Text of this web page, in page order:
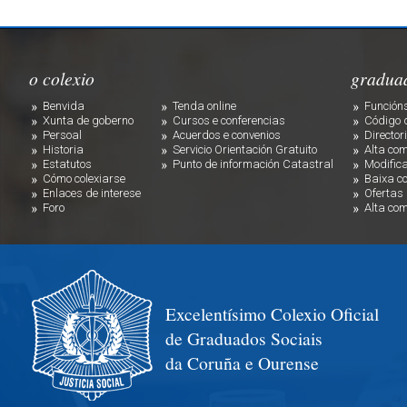
o colexio
Benvida
Xunta de goberno
Persoal
Historia
Estatutos
Cómo colexiarse
Enlaces de interese
Foro
Tenda online
Cursos e conferencias
Acuerdos e convenios
Servicio Orientación Gratuito
Punto de información Catastral
Código
Alta
Baixa
Ofertas
Alta
Excelentísimo Colexio Oficial
de Graduados Sociais
da Coruña e Ourense